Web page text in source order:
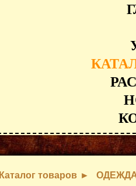
Каталог товаров